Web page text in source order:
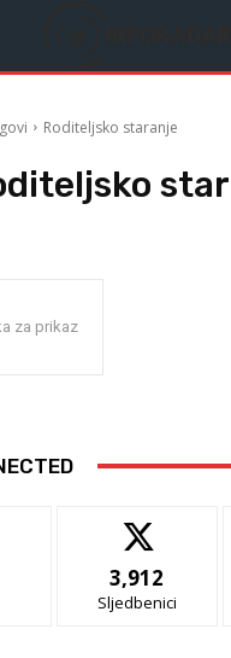
Roditeljsko staranje
za prikaz
3,912
Sljedbenici